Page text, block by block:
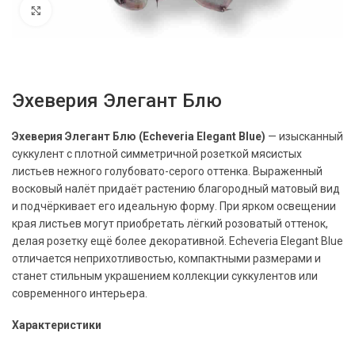
Нажмите, чтобы увеличить
Эхеверия Элегант Блю
Эхеверия Элегант Блю (Echeveria Elegant Blue) — изысканный
суккулент с плотной симметричной розеткой мясистых
листьев нежного голубовато-серого оттенка. Выраженный
восковый налёт придаёт растению благородный матовый вид
и подчёркивает его идеальную форму. При ярком освещении
края листьев могут приобретать лёгкий розоватый оттенок,
делая розетку ещё более декоративной. Echeveria Elegant Blue
отличается неприхотливостью, компактными размерами и
станет стильным украшением коллекции суккулентов или
современного интерьера.
Характеристики